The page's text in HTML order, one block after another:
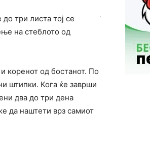
три листа тој се
на стеблото од
коренот од бостанот. По
штипки. Кога ќе заврши
два до три дена
да наштети врз самиот